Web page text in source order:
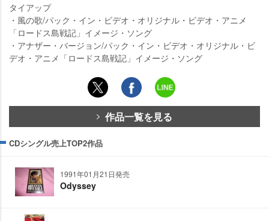
タイアップ
・風の歌/パック・イン・ビデオ・オリジナル・ビデオ・アニメ
「ロードス島戦記」イメージ・ソング
・アナザー・バージョン/パック・イン・ビデオ・オリジナル・ビ
デオ・アニメ「ロードス島戦記」イメージ・ソング
作品一覧を見る
CDシングル売上TOP2作品
1991年01月21日発売
Odyssey